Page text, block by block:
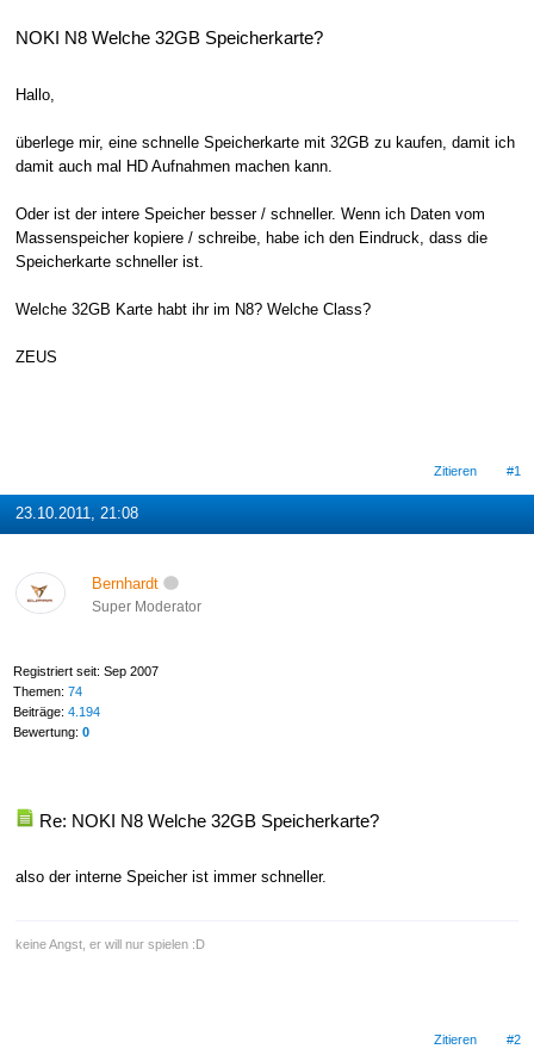
NOKI N8 Welche 32GB Speicherkarte?
Hallo,
überlege mir, eine schnelle Speicherkarte mit 32GB zu kaufen, damit ich
damit auch mal HD Aufnahmen machen kann.
Oder ist der intere Speicher besser / schneller. Wenn ich Daten vom
Massenspeicher kopiere / schreibe, habe ich den Eindruck, dass die
Speicherkarte schneller ist.
Welche 32GB Karte habt ihr im N8? Welche Class?
ZEUS
Zitieren #1
23.10.2011, 21:08
Bernhardt
Super Moderator
Registriert seit: Sep 2007
Themen: 74
Beiträge: 4.194
Bewertung: 0
Re: NOKI N8 Welche 32GB Speicherkarte?
also der interne Speicher ist immer schneller.
keine Angst, er will nur spielen :D
Zitieren #2